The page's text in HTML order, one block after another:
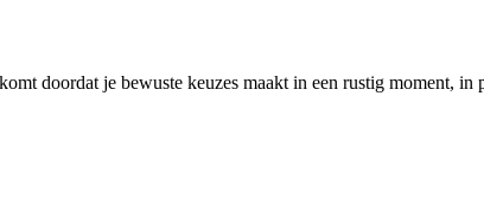
doordat je bewuste keuzes maakt in een rustig moment, in